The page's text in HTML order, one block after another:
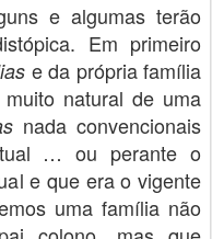
e algumas terão
Em primeiro
e da própria família
natural de uma
nada convencionais
… ou perante o
e que era o vigente
uma família não